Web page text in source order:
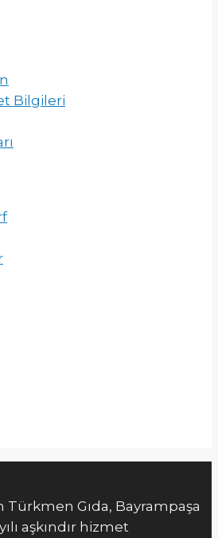
Bilgileri
Türkmen Gıda, Bayrampaşa
aşkındır hizmet